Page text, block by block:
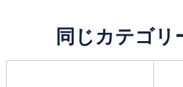
同じカテゴリ